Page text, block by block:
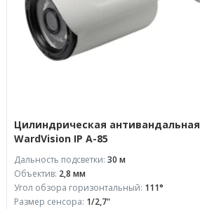
Цилиндрическая
WardVision IP A-85
Дальность подсветки: 30 м
Объектив: 2,8 мм
Угол обзора горизонтальный: 111°
Размер сенсора: 1/2,7"